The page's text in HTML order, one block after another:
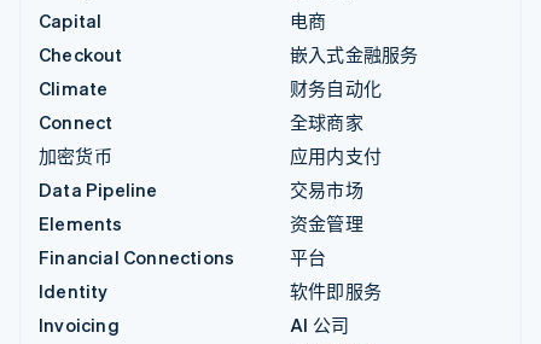
Capital
Checkout
Climate
Connect
加密货币
Data Pipeline
Elements
Financial Connections
Identity
Invoicing
电商
嵌入式金融服务
财务自动化
全球商家
应用内支付
交易市场
资金管理
平台
软件即服务
AI 公司